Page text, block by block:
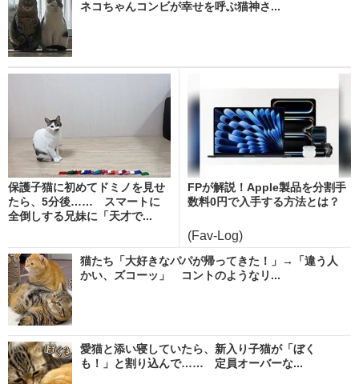
ネコちゃんコンビが幸せを呼ぶ猫神さ...
保護子猫に初めてドミノを見せ
たら、5分後…… スマートに
全倒しする兄妹に「天才で...
FPが解説！Apple製品を分割手
数料0円で入手する方法とは？
(Fav-Log)
猫たち「大好きなパパが帰ってきた！」→「違う人
かい、ズコーッ」 コントのようなリ...
愛猫と添い寝していたら、新入り子猫が「ぼく
も！」と割り込んで…… 定員オーバーな...